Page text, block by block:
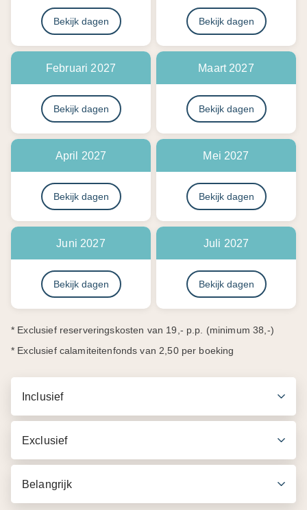
Bekijk dagen Bekijk dagen
Februari 2027
Bekijk dagen
Maart 2027
Bekijk dagen
April 2027
Bekijk dagen
Mei 2027
Bekijk dagen
Juni 2027
Bekijk dagen
Juli 2027
Bekijk dagen
* Exclusief reserveringskosten van 19,- p.p. (minimum 38,-)
* Exclusief calamiteitenfonds van 2,50 per boeking
Inclusief
Exclusief
Belangrijk